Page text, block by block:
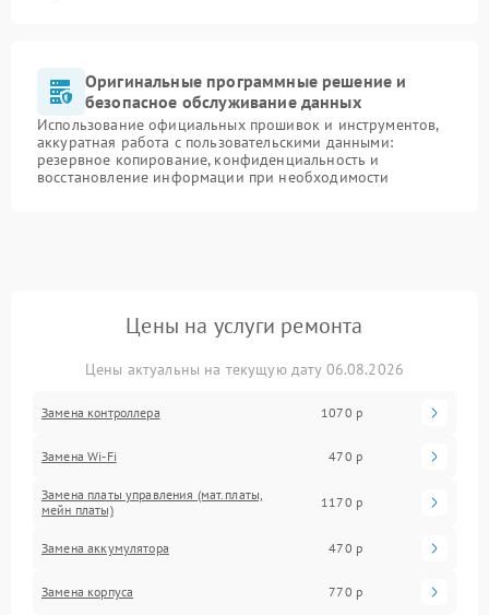
Оригинальные программные решение и
безопасное обслуживание данных
Использование официальных прошивок и инструментов,
аккуратная работа с пользовательскими данными:
резервное копирование, конфиденциальность и
восстановление информации при необходимости
Цены на услуги ремонта
Цены актуальны на текущую дату 06.08.2026
Замена контроллера 1070 р
Замена Wi-Fi 470 р
Замена платы управления (мат.платы,
мейн платы)
1170 р
Замена аккумулятора 470 р
Замена корпуса 770 р